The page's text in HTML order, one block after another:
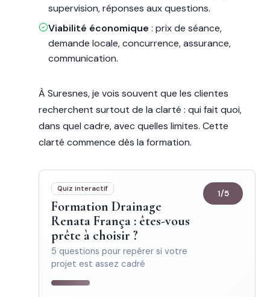
supervision, réponses aux questions.
Viabilité économique : prix de séance,
demande locale, concurrence, assurance,
communication.
À Suresnes, je vois souvent que les clientes
recherchent surtout de la clarté : qui fait quoi,
dans quel cadre, avec quelles limites. Cette
clarté commence dès la formation.
Quiz interactif
Formation Drainage
Renata França : êtes-vous
prête à choisir ?
5 questions pour repérer si votre
projet est assez cadré
1/5